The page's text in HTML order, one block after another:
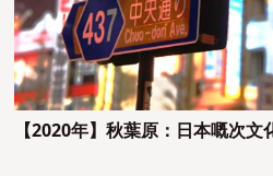
【2020年】秋葉原：日本嘅次